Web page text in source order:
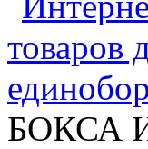
БОКСА